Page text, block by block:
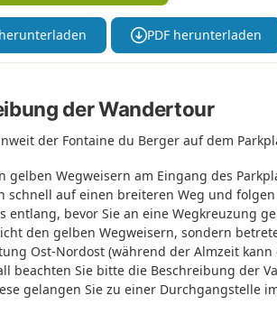
PDF herunterladen
der Wandertour
der Fontaine du Berger auf dem
gelben Wegweisern am Eingang des
schnell auf einen breiteren Weg und
entlang, bevor Sie an eine Wegkreuzung
den gelben Wegweisern, sondern
Ost-Nordost (während der Almzeit
beachten Sie bitte die Beschreibung der
gelangen Sie zu einer Durchgangstelle